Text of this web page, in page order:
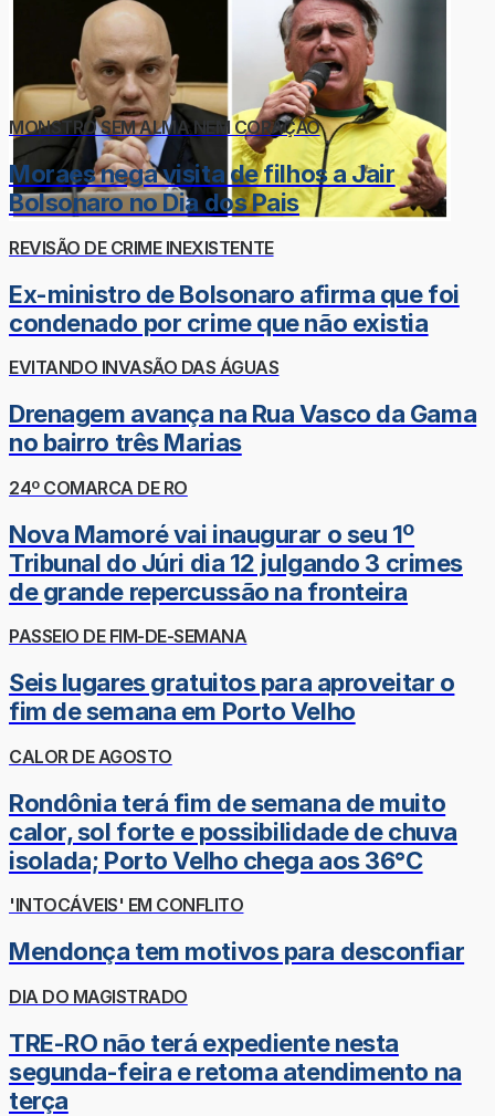
MONSTRO SEM ALMA NEM CORAÇÃO
Moraes nega visita de filhos a Jair
Bolsonaro no Dia dos Pais
REVISÃO DE CRIME INEXISTENTE
Ex-ministro de Bolsonaro afirma que foi
condenado por crime que não existia
EVITANDO INVASÃO DAS ÁGUAS
Drenagem avança na Rua Vasco da Gama
no bairro três Marias
24º COMARCA DE RO
Nova Mamoré vai inaugurar o seu 1º
Tribunal do Júri dia 12 julgando 3 crimes
de grande repercussão na fronteira
PASSEIO DE FIM-DE-SEMANA
Seis lugares gratuitos para aproveitar o
fim de semana em Porto Velho
CALOR DE AGOSTO
Rondônia terá fim de semana de muito
calor, sol forte e possibilidade de chuva
isolada; Porto Velho chega aos 36°C
'INTOCÁVEIS' EM CONFLITO
Mendonça tem motivos para desconfiar
DIA DO MAGISTRADO
TRE-RO não terá expediente nesta
segunda-feira e retoma atendimento na
terça